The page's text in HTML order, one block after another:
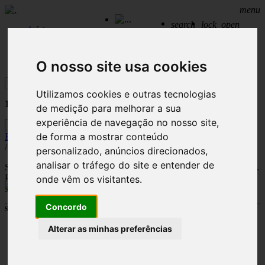
O nosso site usa cookies
Utilizamos cookies e outras tecnologias
de medição para melhorar a sua
experiência de navegação no nosso site,
de forma a mostrar conteúdo
personalizado, anúncios direcionados,
analisar o tráfego do site e entender de
onde vêm os visitantes.
Concordo
Alterar as minhas preferências
menu
lock_open
search
Início
Contactos
1 Resultados encontrados para: fine
Fine Dining
/
Bossa Nova/ Chill Out/ Lounge/ Jazz/ Nu Sounds
Seleção musical que faz as delícias de qualquer “Chef” conceituado.
Proporciona um ambiente acolhedor, numa mistura equilibrada de
sons modernos, sofisticados e muito tranquilos.
Serviços
Destaques